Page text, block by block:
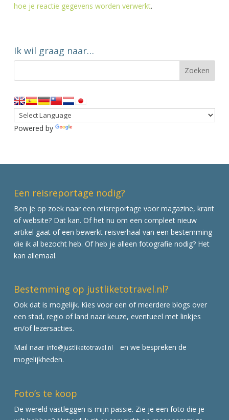
hoe je reactie gegevens worden verwerkt.
Ik wil graag naar…
Powered by
Een reisreportage nodig?
Ben je op zoek naar een reisreportage voor magazine, krant
of website? Dat kan. Of het nu om een compleet nieuw
artikel gaat of een bewerkt reisverhaal van een bestemming
die ik al bezocht heb. Of heb je alleen fotografie nodig? Het
kan allemaal.
Bestemming op justliketotravel.nl?
Ook dat is mogelijk. Kies voor een of meerdere blogs over
een stad, regio of land naar keuze, eventueel met linkjes
en/of lezersacties.
Mail naar info@justliketotravel.nl
en we bespreken de
mogelijkheden.
Foto’s te koop
De wereld vastleggen is mijn passie. Zie je een foto die je